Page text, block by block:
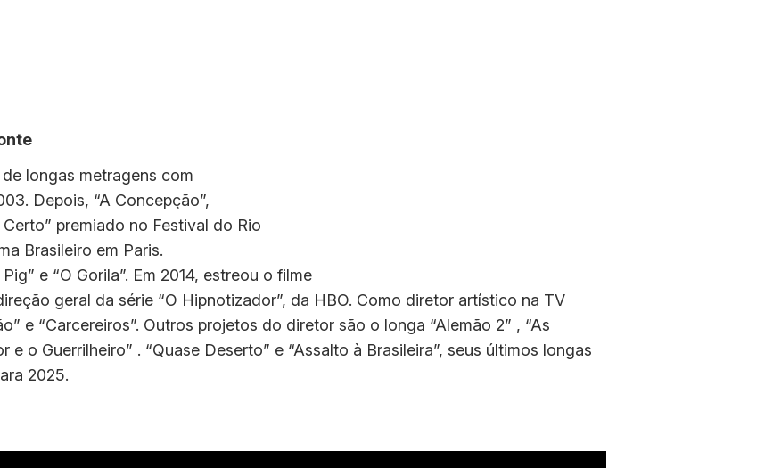
longas metragens com
Depois, “A Concepção”,
premiado no Festival do Rio
Brasileiro em Paris.
e “O Gorila”. Em 2014, estreou o filme
geral da série “O Hipnotizador”, da HBO. Como diretor artístico na TV
e “Carcereiros”. Outros projetos do diretor são o longa “Alemão 2” , “As
e o Guerrilheiro” . “Quase Deserto” e “Assalto à Brasileira”, seus últimos longas
2025.